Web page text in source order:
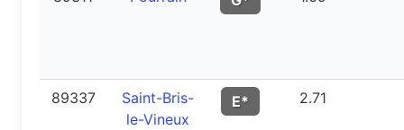
89337
Saint-Bris-
le-Vineux
E* 2.71